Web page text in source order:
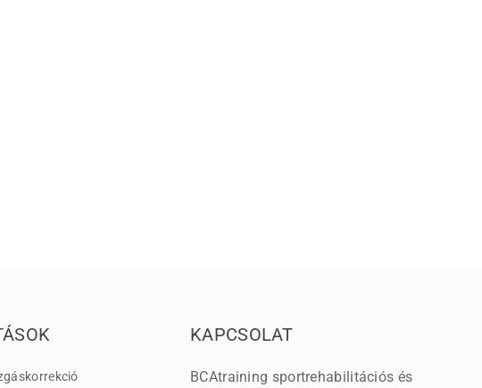
KAPCSOLAT
BCAtraining sportrehabilitációs és